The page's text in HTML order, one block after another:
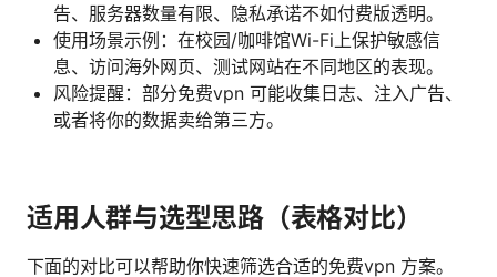
告、服务器数量有限、隐私承诺不如付费版透明。
使用场景示例：在校园/咖啡馆Wi-Fi上保护敏感信
息、访问海外网页、测试网站在不同地区的表现。
风险提醒：部分免费vpn 可能收集日志、注入广告、
或者将你的数据卖给第三方。
适用人群与选型思路（表格对比）
下面的对比可以帮助你快速筛选合适的免费vpn 方案。